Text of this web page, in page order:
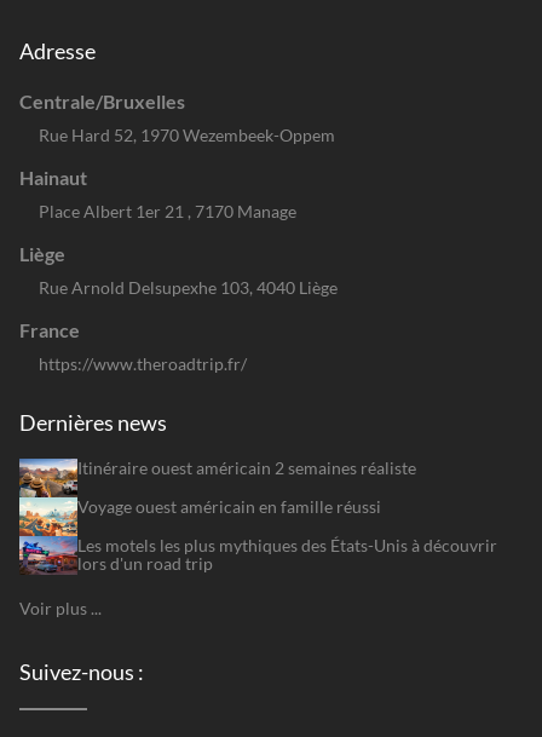
Adresse
Centrale/Bruxelles
Rue Hard 52, 1970 Wezembeek-Oppem
Hainaut
Place Albert 1er 21 , 7170 Manage
Liège
Rue Arnold Delsupexhe 103, 4040 Liège
France
https://www.theroadtrip.fr/
Dernières news
Itinéraire ouest américain 2 semaines réaliste
Voyage ouest américain en famille réussi
Les motels les plus mythiques des États-Unis à découvrir
lors d'un road trip
Voir plus ...
Suivez-nous :